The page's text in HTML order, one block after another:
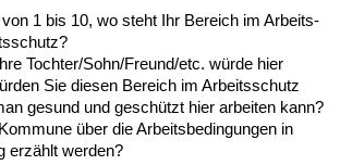
1 bis 10, wo steht Ihr Bereich im Arbeits-
Tochter/Sohn/Freund/etc. würde hier
Sie diesen Bereich im Arbeitsschutz
gesund und geschützt hier arbeiten kann?
über die Arbeitsbedingungen in
erzählt werden?